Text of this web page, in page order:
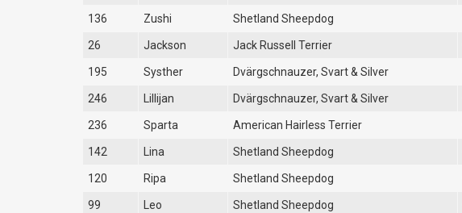
136 Zushi Shetland Sheepdog
26 Jackson Jack Russell Terrier
195 Systher Dvärgschnauzer, Svart & Silver
246 Lillijan Dvärgschnauzer, Svart & Silver
236 Sparta American Hairless Terrier
142 Lina Shetland Sheepdog
120 Ripa Shetland Sheepdog
99 Leo Shetland Sheepdog